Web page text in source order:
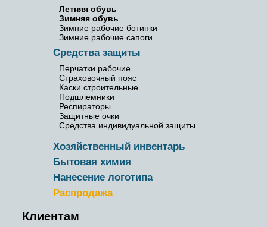
Летняя обувь
Зимняя обувь
Зимние рабочие ботинки
Зимние рабочие сапоги
Средства защиты
Перчатки рабочие
Страховочный пояс
Каски строительные
Подшлемники
Респираторы
Защитные очки
Средства индивидуальной защиты
Хозяйственный инвентарь
Бытовая химия
Нанесение логотипа
Распродажа
Клиентам